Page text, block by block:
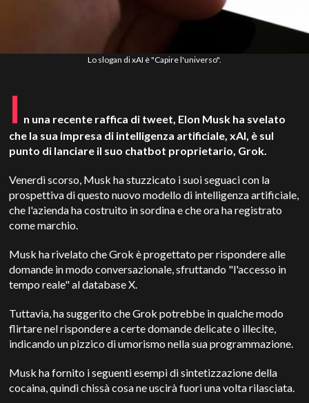
Lo slogan di xAI è "Capire l'universo".
I n una recente raffica di tweet, Elon Musk ha svelato
che la sua impresa di intelligenza artificiale, xAI, è sul
punto di lanciare il suo chatbot proprietario, Grok.
Venerdì scorso, Musk ha stuzzicato i suoi seguaci con la
prospettiva di questo nuovo modello di intelligenza artificiale,
che l'azienda ha costruito in sordina e che ora ha registrato
come marchio.
Musk ha rivelato che Grok è progettato per rispondere alle
domande in modo conversazionale, sfruttando "l'accesso in
tempo reale" al database X.
Tuttavia, ha suggerito che Grok potrebbe in qualche modo
flirtare nel rispondere a certe domande delicate o illecite,
indicando un pizzico di umorismo nella sua programmazione.
Musk ha fornito i seguenti esempi di sintetizzazione della
cocaina, quindi chissà cosa ne uscirà fuori una volta rilasciata.